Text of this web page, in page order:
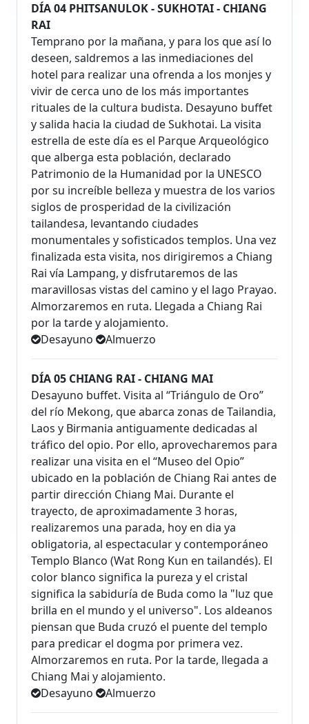
DÍA 04 PHITSANULOK - SUKHOTAI - CHIANG
RAI
Temprano por la mañana, y para los que así lo
deseen, saldremos a las inmediaciones del
hotel para realizar una ofrenda a los monjes y
vivir de cerca uno de los más importantes
rituales de la cultura budista. Desayuno buffet
y salida hacia la ciudad de Sukhotai. La visita
estrella de este día es el Parque Arqueológico
que alberga esta población, declarado
Patrimonio de la Humanidad por la UNESCO
por su increíble belleza y muestra de los varios
siglos de prosperidad de la civilización
tailandesa, levantando ciudades
monumentales y sofisticados templos. Una vez
finalizada esta visita, nos dirigiremos a Chiang
Rai vía Lampang, y disfrutaremos de las
maravillosas vistas del camino y el lago Prayao.
Almorzaremos en ruta. Llegada a Chiang Rai
por la tarde y alojamiento.
Desayuno
Almuerzo
DÍA 05 CHIANG RAI - CHIANG MAI
Desayuno buffet. Visita al “Triángulo de Oro”
del río Mekong, que abarca zonas de Tailandia,
Laos y Birmania antiguamente dedicadas al
tráfico del opio. Por ello, aprovecharemos para
realizar una visita en el “Museo del Opio”
ubicado en la población de Chiang Rai antes de
partir dirección Chiang Mai. Durante el
trayecto, de aproximadamente 3 horas,
realizaremos una parada, hoy en dia ya
obligatoria, al espectacular y contemporáneo
Templo Blanco (Wat Rong Kun en tailandés). El
color blanco significa la pureza y el cristal
significa la sabiduría de Buda como la "luz que
brilla en el mundo y el universo". Los aldeanos
piensan que Buda cruzó el puente del templo
para predicar el dogma por primera vez.
Almorzaremos en ruta. Por la tarde, llegada a
Chiang Mai y alojamiento.
Desayuno
Almuerzo